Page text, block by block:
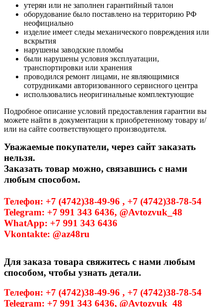
утерян или не заполнен гарантийный талон
оборудование было поставлено на территорию РФ
неофициально
изделие имеет следы механического повреждения или
вскрытия
нарушены заводские пломбы
были нарушены условия эксплуатации,
транспортировки или хранения
проводился ремонт лицами, не являющимися
сотрудниками авторизованного сервисного центра
использовались неоригинальные комплектующие
Подробное описание условий предоставления гарантии вы
можете найти в документации к приобретенному товару и/
или на сайте соответствующего производителя.
Уважаемые покупатели, через сайт заказать
нельзя.
Заказать товар можно, связавшись с нами
любым способом.
Телефон: +7 (4742)38-49-96 , +7 (4742)38-78-54
Telegram: +7 991 343 6436, @Avtozvuk_48
WhatApp: +7 991 343 6436
Vkontakte: @az48ru
Для заказа товара свяжитесь с нами любым
способом, чтобы узнать детали.
Телефон: +7 (4742)38-49-96 , +7 (4742)38-78-54
Telegram: +7 991 343 6436, @Avtozvuk_48